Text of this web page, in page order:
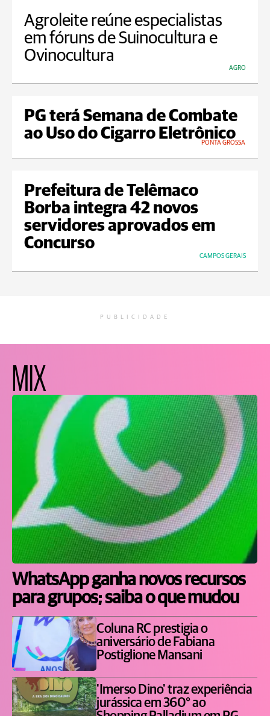
Agroleite reúne especialistas
em fóruns de Suinocultura e
Ovinocultura
AGRO
PG terá Semana de Combate
ao Uso do Cigarro Eletrônico
PONTA GROSSA
Prefeitura de Telêmaco
Borba integra 42 novos
servidores aprovados em
Concurso
CAMPOS GERAIS
PUBLICIDADE
MIX
WhatsApp ganha novos recursos
para grupos; saiba o que mudou
Coluna RC prestigia o
aniversário de Fabiana
Postiglione Mansani
'Imerso Dino' traz experiência
jurássica em 360° ao